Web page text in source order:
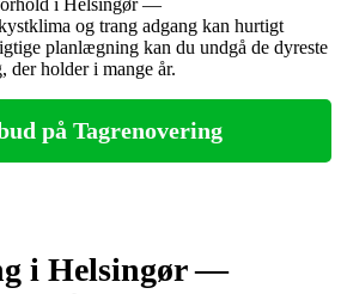
og trang adgang kan hurtigt
planlægning kan du undgå de dyreste
der holder i mange år.
på Tagrenovering
i Helsingør —